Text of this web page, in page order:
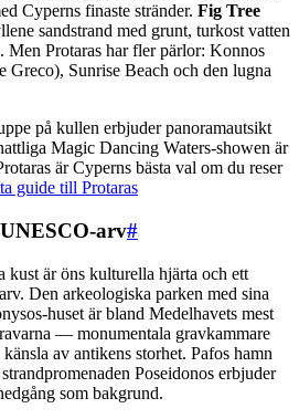
Cyperns finaste stränder. Fig Tree
sandstrand med grunt, turkost vatten
Men Protaras har fler pärlor: Konnos
Sunrise Beach och den lugna
på kullen erbjuder panoramautsikt
Magic Dancing Waters-showen är
är Cyperns bästa val om du reser
guide till Protaras
arv#
kust är öns kulturella hjärta och ett
Den arkeologiska parken med sina
huset är bland Medelhavets mest
— monumentala gravkammare
av antikens storhet. Pafos hamn
Poseidonos erbjuder
som bakgrund.